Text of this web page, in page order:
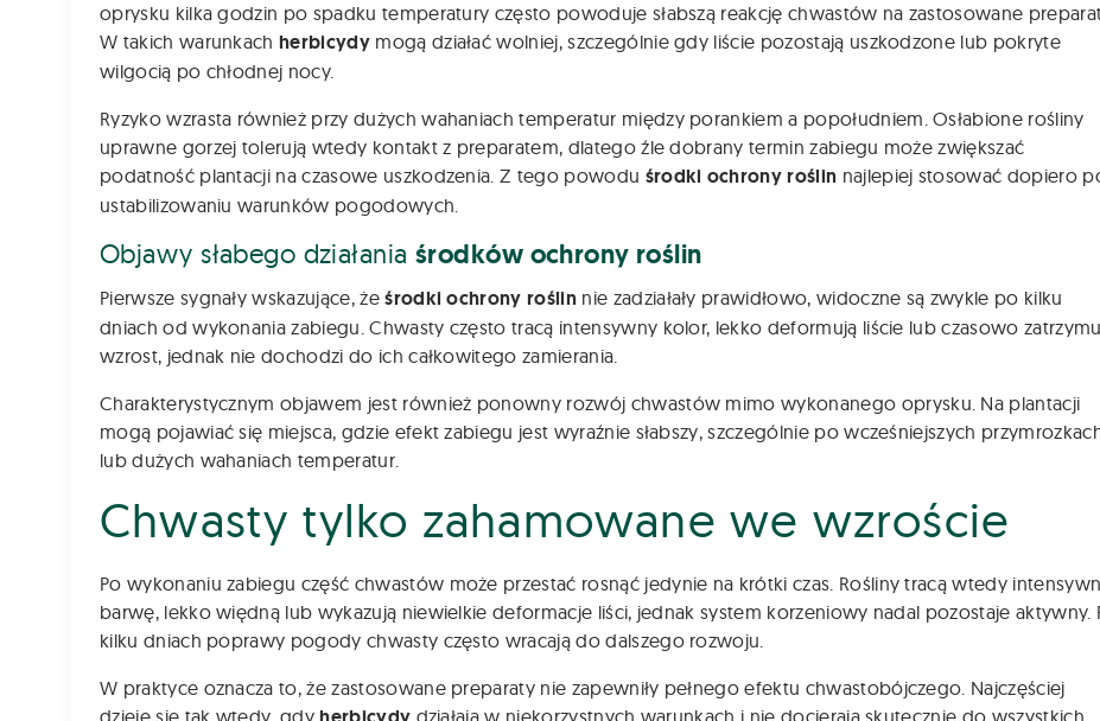
oprysku kilka godzin po spadku temperatury często powoduje słabszą reakcję chwastów na zastosowane
W takich warunkachherbicydy mogą działać wolniej, szczególnie gdy liście pozostają uszkodzone lub pokryte
wilgocią po chłodnej nocy.
Ryzyko wzrasta również przy dużych wahaniach temperatur między porankiem a popołudniem. Osłabione rośliny
uprawne gorzej tolerują wtedy kontakt z preparatem, dlatego źle dobrany termin zabiegu może zwiększać
podatność plantacji na czasowe uszkodzenia. Z tego powodu środki ochrony roślin najlepiej stosować dopiero
ustabilizowaniu warunków pogodowych.
Objawy słabego działania środków ochrony roślin
Pierwsze sygnały wskazujące, żeśrodki ochrony roślinnie zadziałały prawidłowo, widoczne są zwykle po kilku
dniach od wykonania zabiegu. Chwasty często tracą intensywny kolor, lekko deformują liście lub czasowo
wzrost, jednak nie dochodzi do ich całkowitego zamierania.
Charakterystycznym objawem jest również ponowny rozwój chwastów mimo wykonanego oprysku. Na plantacji
mogą pojawiać się miejsca, gdzie efekt zabiegu jest wyraźnie słabszy, szczególnie po wcześniejszych
lub dużych wahaniach temperatur.
Chwasty tylko zahamowane we wzroście
Po wykonaniu zabiegu część chwastów może przestać rosnąć jedynie na krótki czas. Rośliny tracą wtedy
barwę, lekko więdną lub wykazują niewielkie deformacje liści, jednak system korzeniowy nadal pozostaje aktywny.
kilku dniach poprawy pogody chwasty często wracają do dalszego rozwoju.
W praktyce oznacza to, że zastosowane preparaty nie zapewniły pełnego efektu chwastobójczego. Najczęściej